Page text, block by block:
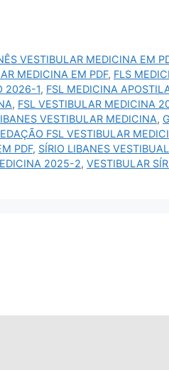
VESTIBULAR MEDICINA EM
MEDICINA EM PDF, FLS
2026-1, FSL MEDICINA
, FSL VESTIBULAR MEDICINA
VESTIBULAR MEDICINA,
FSL VESTIBULAR
PDF, SÍRIO LIBANES
2025-2, VESTIBULAR